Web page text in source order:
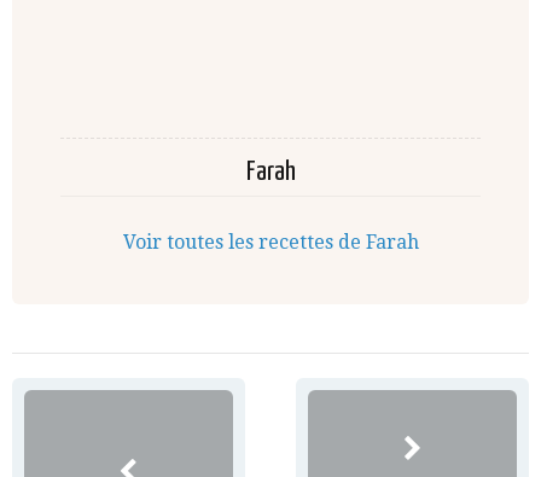
Farah
Voir toutes les recettes de Farah